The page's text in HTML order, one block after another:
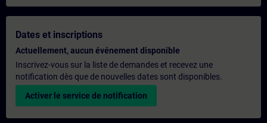
Dates et inscriptions
Actuellement, aucun événement disponible
Inscrivez-vous sur la liste de demandes et recevez une
notification dès que de nouvelles dates sont disponibles.
Activer le service de notification